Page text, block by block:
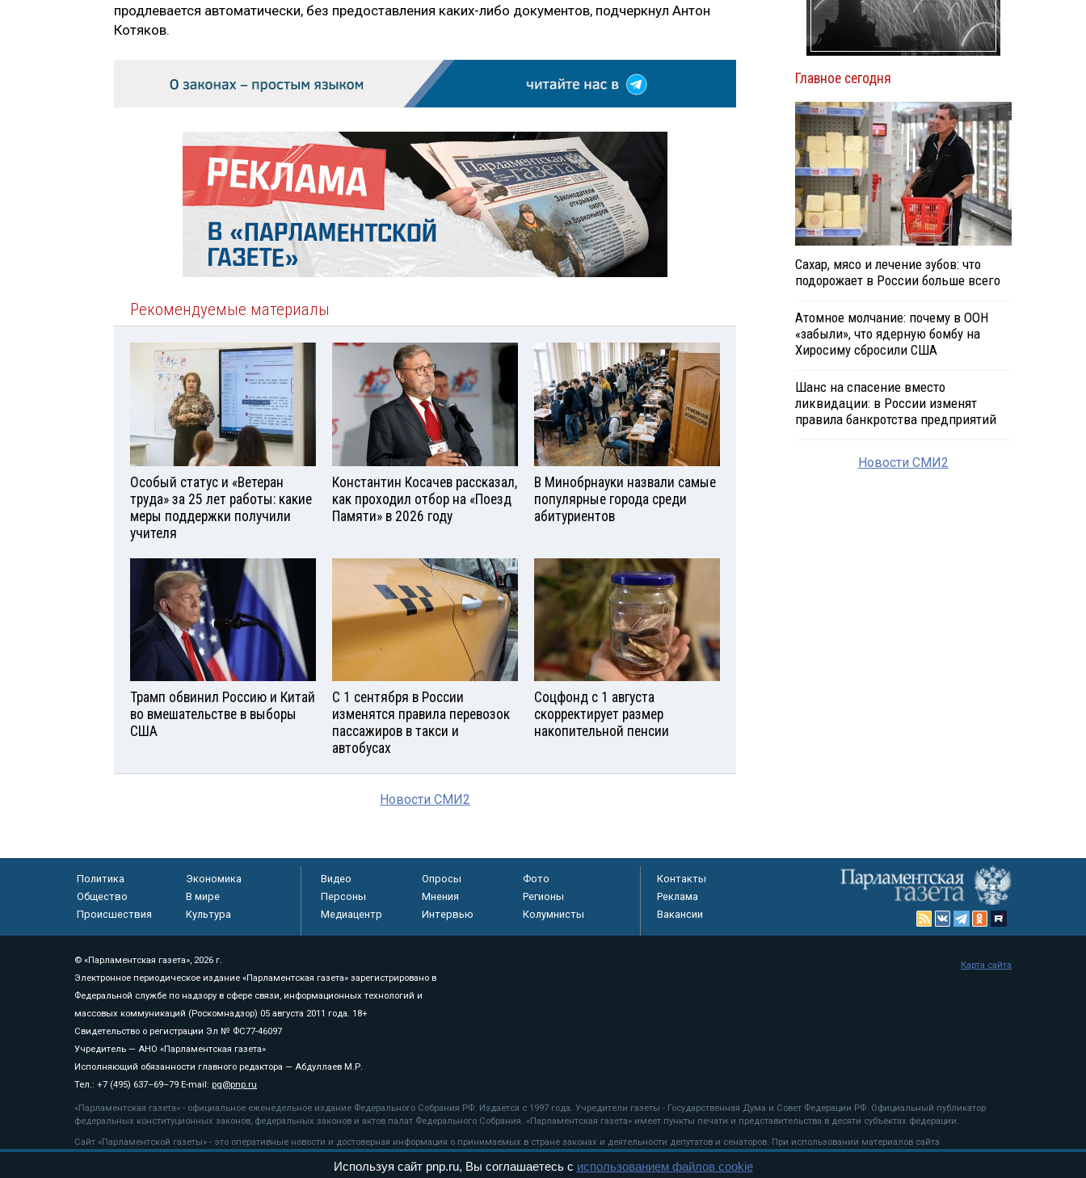
продлевается автоматически, без предоставления каких-либо документов, подчеркнул Антон
Котяков.
Рекомендуемые материалы
Особый статус и «Ветеран
труда» за 25 лет работы: какие
меры поддержки получили
учителя
Константин Косачев рассказал,
как проходил отбор на «Поезд
Памяти» в 2026 году
В Минобрнауки назвали самые
популярные города среди
абитуриентов
Трамп обвинил Россию и Китай
во вмешательстве в выборы
США
С 1 сентября в России
изменятся правила перевозок
пассажиров в такси и
автобусах
Соцфонд с 1 августа
скорректирует размер
накопительной пенсии
Новости СМИ2
Главное сегодня
Сахар, мясо и лечение зубов: что
подорожает в России больше всего
Атомное молчание: почему в ООН
«забыли», что ядерную бомбу на
Хиросиму сбросили США
Шанс на спасение вместо
ликвидации: в России изменят
правила банкротства предприятий
Новости СМИ2
Политика
Экономика
Общество
В мире
Происшествия
Культура
Видео Опросы
Фото
Персоны
Мнения
Регионы
Медиацентр
Интервью Колумнисты
Контакты
Реклама
Вакансии
© «Парламентская газета», 2026 г.
Электронное периодическое издание «Парламентская газета» зарегистрировано в
Федеральной службе по надзору в сфере связи, информационных технологий и
массовых коммуникаций (Роскомнадзор) 05 августа 2011 года. 18+
Свидетельство о регистрации Эл № ФС77-46097
Учредитель — АНО «Парламентская газета»
Исполняющий обязанности главного редактора — Абдуллаев М.Р.
Тел.: +7 (495) 637–69–79 E-mail: pg@pnp.ru
«Парламентская газета» - официальное еженедельное издание Федерального Собрания РФ. Издается с 1997 года. Учредители газеты - Государственная Дума и Совет Федерации РФ. Официальный публикатор
федеральных конституционных законов, федеральных законов и актов палат Федерального Собрания. «Парламентская газета» имеет пункты печати и представительства в десяти субъектах федерации.
Сайт «Парламентской газеты» - это оперативные новости и достоверная информация о принимаемых в стране законах и деятельности депутатов и сенаторов. При использовании материалов сайта
«Парламентской газеты» активная ссылка на pnp.ru обязательна.
Карта сайта
Используя сайт pnp.ru, Вы соглашаетесь с использованием файлов cookie